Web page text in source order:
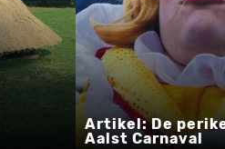
UNESCO en